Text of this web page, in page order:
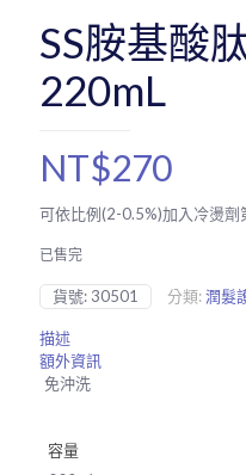
SS胺基酸
220mL
NT$270
可依比例(2-0.5%)加入冷燙
已售完
貨號: 30501 分類:潤髮
描述
額外資訊
免沖洗
容量